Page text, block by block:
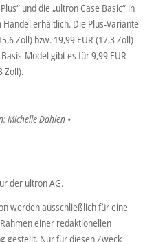
und die „ultron Case Basic“ in
erhältlich. Die Plus-Variante
Zoll) bzw. 19,99 EUR (17,3 Zoll)
Model gibt es für 9,99 EUR
Zoll).
Michelle Dahlen •
der ultron AG.
werden ausschließlich für eine
einer redaktionellen
gestellt. Nur für diesen Zweck